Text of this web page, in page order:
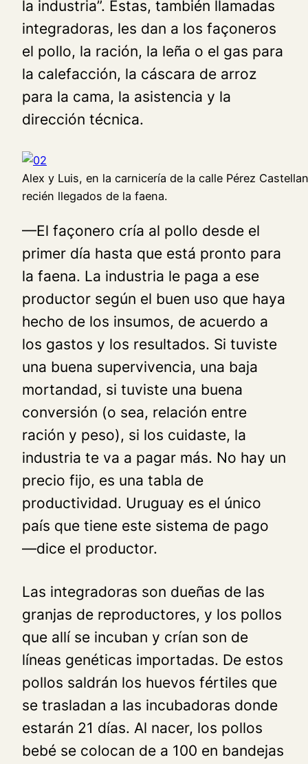
la industria”. Éstas, también llamadas
integradoras, les dan a los façoneros
el pollo, la ración, la leña o el gas para
la calefacción, la cáscara de arroz
para la cama, la asistencia y la
dirección técnica.
Alex y Luis, en la carnicería de la calle Pérez
recién llegados de la faena.
—El façonero cría al pollo desde el
primer día hasta que está pronto para
la faena. La industria le paga a ese
productor según el buen uso que haya
hecho de los insumos, de acuerdo a
los gastos y los resultados. Si tuviste
una buena supervivencia, una baja
mortandad, si tuviste una buena
conversión (o sea, relación entre
ración y peso), si los cuidaste, la
industria te va a pagar más. No hay un
precio fijo, es una tabla de
productividad. Uruguay es el único
país que tiene este sistema de pago
—dice el productor.
Las integradoras son dueñas de las
granjas de reproductores, y los pollos
que allí se incuban y crían son de
líneas genéticas importadas. De estos
pollos saldrán los huevos fértiles que
se trasladan a las incubadoras donde
estarán 21 días. Al nacer, los pollos
bebé se colocan de a 100 en bandejas